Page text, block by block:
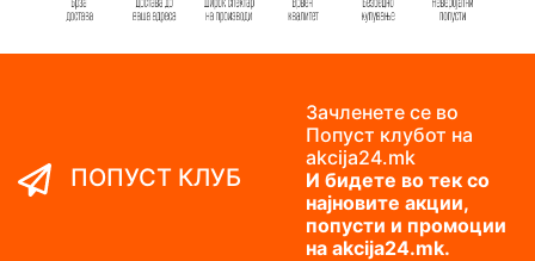
ПОПУСТ КЛУБ
Зачленете се во
Попуст клубот на
akcija24.mk
И бидете во тек со
најновите акции,
попусти и промоции
на akcija24.mk.